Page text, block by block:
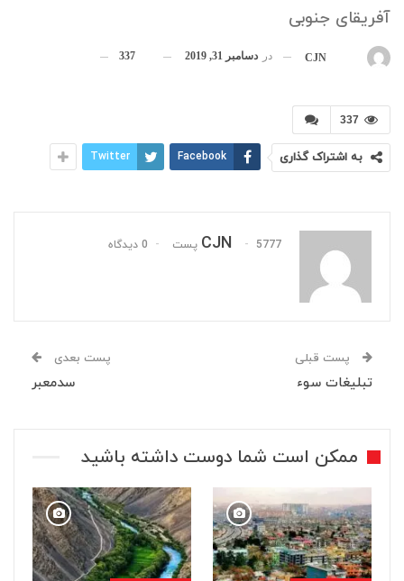
آفریقای جنوبی
CJN در دسامبر 31, 2019 337
337
به اشتراک گذاری Facebook
Twitter
CJN 5777 پست 0 دیدگاه
پست قبلی
تبلیغات سوء
پست بعدی
سدمعبر
ممکن است شما دوست داشته باشید